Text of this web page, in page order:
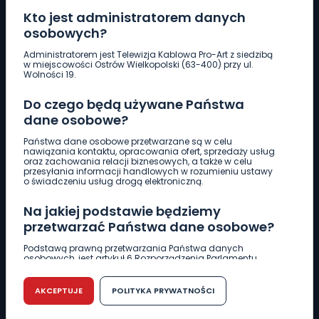
Kto jest administratorem danych
osobowych?
Administratorem jest Telewizja Kablowa Pro-Art z siedzibą
w miejscowości Ostrów Wielkopolski (63-400) przy ul.
Wolności 19.
Do czego będą używane Państwa
dane osobowe?
Państwa dane osobowe przetwarzane są w celu
nawiązania kontaktu, opracowania ofert, sprzedaży usług
oraz zachowania relacji biznesowych, a także w celu
przesyłania informacji handlowych w rozumieniu ustawy
o świadczeniu usług drogą elektroniczną.
Na jakiej podstawie będziemy
przetwarzać Państwa dane osobowe?
Podstawą prawną przetwarzania Państwa danych
osobowych, jest artykuł 6 Rozporządzenia Parlamentu
r. w sprawie ochrony osób fizycznych w związku z
przetwarzaniem danych osobowych w sprawie
swobodnego przepływu takich danych oraz uchylenia
dyrektywy 95/46/WE (RODO).
AKCEPTUJE POLITYKA PRYWATNOŚCI
Pobierz logotyp
661 997 997
REDAKCJA
62 735 22 22redakcja@wlkp24.info
DZIAŁ REKLAMY
62 735 01 85 reklama@wlkp24.info
WIADOMOŚCI
CIEKAWOSTKI